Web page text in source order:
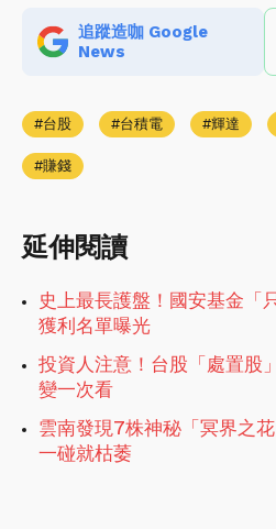
追蹤造咖 Google
News
台股 台積電 輝達
賺錢
延伸閱讀
史上最長護盤！國安基金「
獲利名單曝光
投資人注意！台股「處置股
變一次看
雲南發現7株神秘「冥界之
一碰就枯萎